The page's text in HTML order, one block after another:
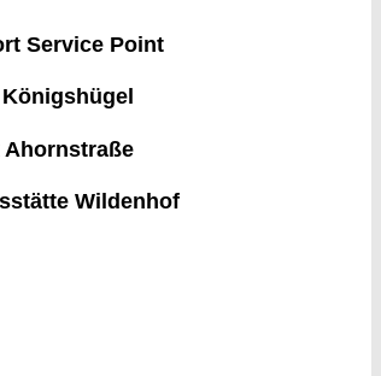
Service Point
Wildenhof